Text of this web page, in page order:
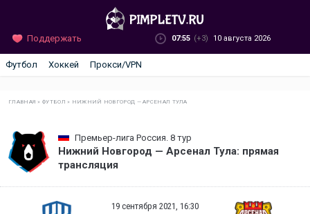
Поддержать 07:55 (+3) 10 августа 2026
Футбол Хоккей Прокси/VPN
ГЛАВНАЯ »ФУТБОЛ » НИЖНИЙ НОВГОРОД — АРСЕНАЛ ТУЛА
Премьер-лига Россия. 8 тур
Нижний Новгород — Арсенал Тула: прямая
трансляция
19 сентября 2021, 16:30